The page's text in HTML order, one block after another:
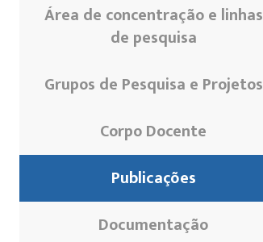
Área de concentração e linhas
de pesquisa
Grupos de Pesquisa e Projetos
Corpo Docente
Publicações
Documentação